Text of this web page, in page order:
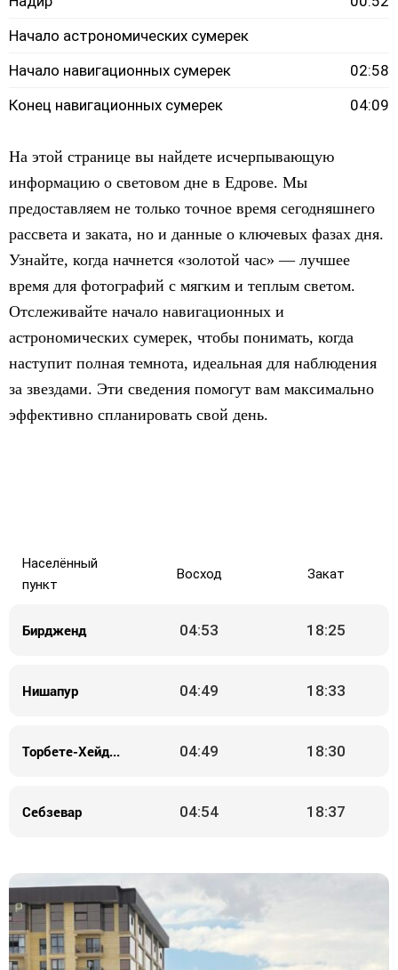
Начало астрономических сумерек
Начало навигационных сумерек
02:58
Конец навигационных сумерек
04:09
На этой странице вы найдете исчерпывающую
информацию о световом дне в Едрове. Мы
предоставляем не только точное время сегодняшнего
рассвета и заката, но и данные о ключевых фазах дня.
Узнайте, когда начнется «золотой час» — лучшее
время для фотографий с мягким и теплым светом.
Отслеживайте начало навигационных и
астрономических сумерек, чтобы понимать, когда
наступит полная темнота, идеальная для наблюдения
за звездами. Эти сведения помогут вам максимально
эффективно спланировать свой день.
Населённый
пункт
Восход Закат
Бирдженд 04:53 18:25
Нишапур 04:49 18:33
Торбете-Хейдерие 04:49 18:30
Себзевар 04:54 18:37